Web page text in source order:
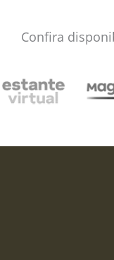
Confira